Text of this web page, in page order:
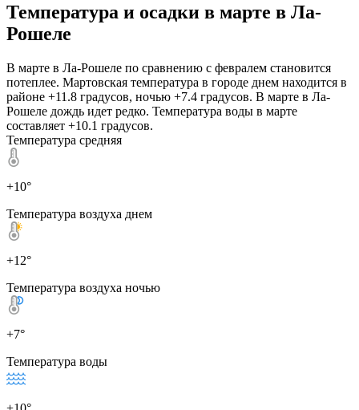
Температура и осадки в марте в Ла-
Рошеле
В марте в Ла-Рошеле по сравнению с февралем становится
потеплее. Мартовская температура в городе днем находится в
районе +11.8 градусов, ночью +7.4 градусов. В марте в Ла-
Рошеле дождь идет редко. Температура воды в марте
составляет +10.1 градусов.
Температура средняя
+10°
Температура воздуха днем
+12°
Температура воздуха ночью
+7°
Температура воды